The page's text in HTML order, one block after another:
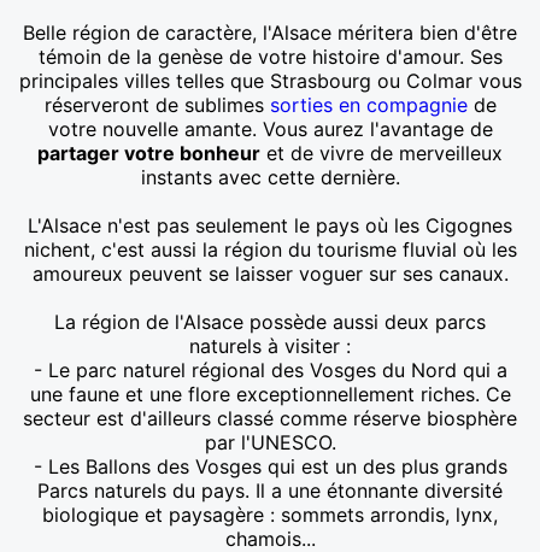
Belle région de caractère, l'Alsace méritera bien d'être
témoin de la genèse de votre histoire d'amour. Ses
principales villes telles que Strasbourg ou Colmar vous
réserveront de sublimes sorties en compagniede
votre nouvelle amante. Vous aurez l'avantage de
partager votre bonheur et de vivre de merveilleux
instants avec cette dernière.
L'Alsace n'est pas seulement le pays où les Cigognes
nichent, c'est aussi la région du tourisme fluvial où les
amoureux peuvent se laisser voguer sur ses canaux.
La région de l'Alsace possède aussi deux parcs
naturels à visiter :
- Le parc naturel régional des Vosges du Nord qui a
une faune et une flore exceptionnellement riches. Ce
secteur est d'ailleurs classé comme réserve biosphère
par l'UNESCO.
- Les Ballons des Vosges qui est un des plus grands
Parcs naturels du pays. Il a une étonnante diversité
biologique et paysagère : sommets arrondis, lynx,
chamois...